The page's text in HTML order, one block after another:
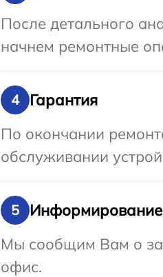
После детального
начнем ремонтные
4
Гарантия
По окончании
обслуживании
5
Информирование
Мы сообщим Вам о
офис.